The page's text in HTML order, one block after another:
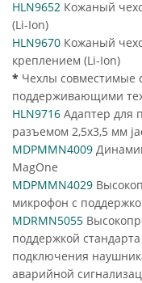
HLN9652 Кожаный
(Li-Ion)
HLN9670 Кожаный
креплением (Li-Ion)
* Чехлы совместимые
поддерживающими
HLN9716 Адаптер для
разъемом 2,5x3,5 мм
MDPMMN4009
MagOne
MDPMMN4029
микрофон с
MDRMN5055
поддержкой
подключения
аварийной